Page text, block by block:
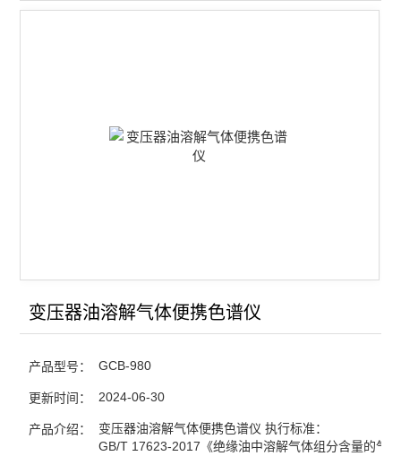
变压器油溶解气体便携色谱仪
产品型号： GCB-980
更新时间： 2024-06-30
产品介绍：
变压器油溶解气体便携色谱仪 执行标准：
GB/T 17623-2017《绝缘油中溶解气体组分含量的气